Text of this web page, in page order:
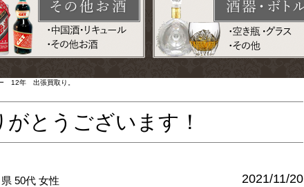
12年 出張買取り。
とうございます！
50代 女性 2021/11/20